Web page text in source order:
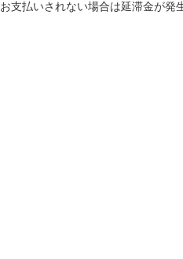
お支払いされない場合は延滞金が発